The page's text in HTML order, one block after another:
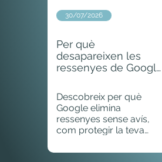
Per què
desapareixen les
ressenyes de Google
evitar-ho)
30/07/2026
Descobreix per què
Google elimina
ressenyes sense avís,
com protegir la teva
què una IA pot fer servir